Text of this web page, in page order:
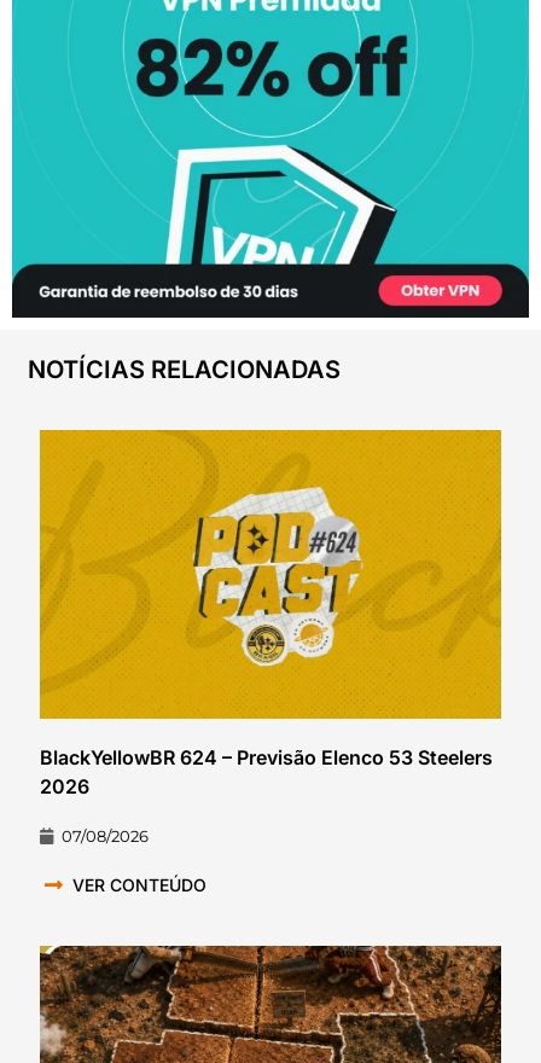
NOTÍCIAS RELACIONADAS
BlackYellowBR 624 – Previsão Elenco 53 Steelers
2026
07/08/2026
VER CONTEÚDO